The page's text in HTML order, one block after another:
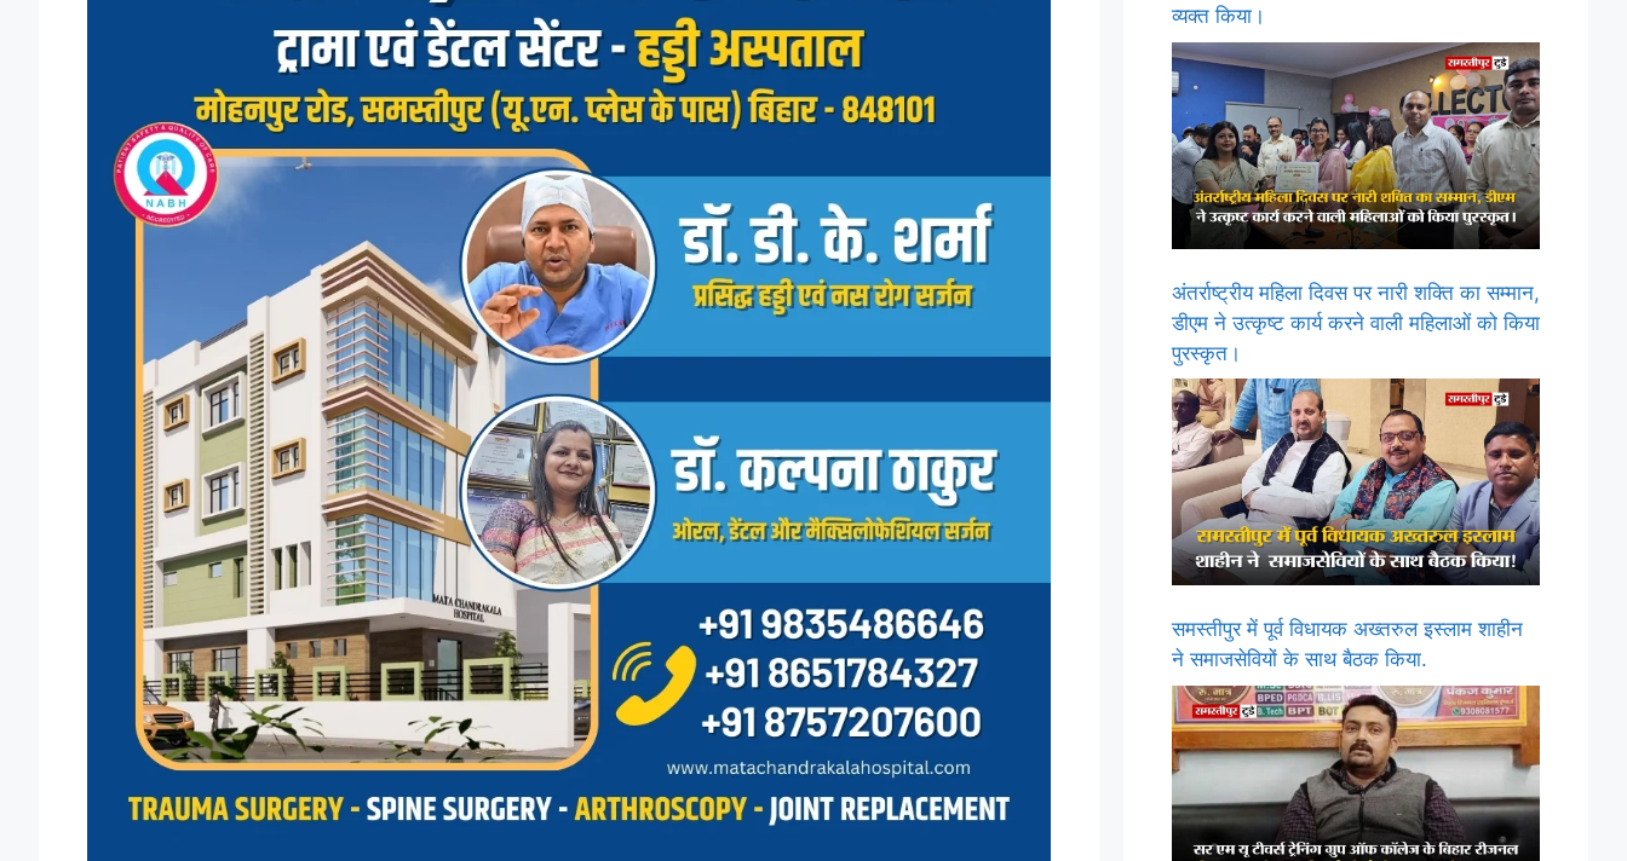
व्यक्त किया।
अंतर्राष्ट्रीय महिला दिवस पर नारी शक्ति का सम्मान,
डीएम ने उत्कृष्ट कार्य करने वाली महिलाओं को किया
पुरस्कृत।
समस्तीपुर में पूर्व विधायक अख्तरुल इस्लाम शाहीन
ने समाजसेवियों के साथ बैठक किया.